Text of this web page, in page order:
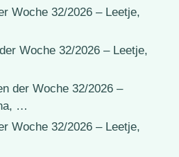
Woche 32/2026 – Leetje,
Woche 32/2026 – Leetje,
der Woche 32/2026 –
…
Woche 32/2026 – Leetje,